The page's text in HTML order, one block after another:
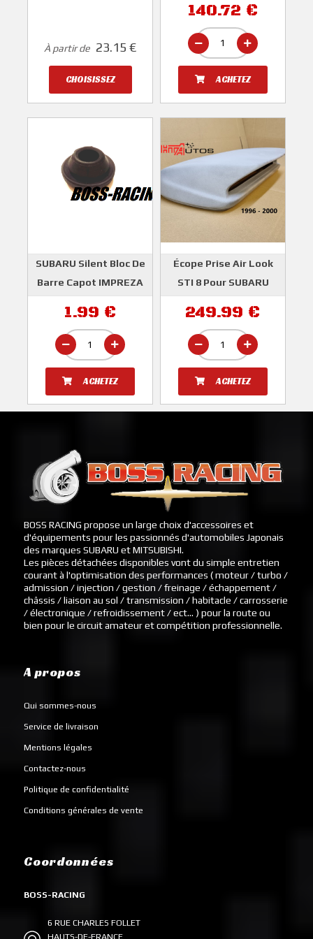
À partir de 23.15 €
CHOISISSEZ
SUBARU
140.72 €
ACHETEZ
SUBARU Silent Bloc De
Barre Capot IMPREZA
STI 2001-2007
SUBARU
1.99 €
ACHETEZ
Écope Prise Air Look
STI 8 Pour SUBARU
HT AUTOS
249.99 €
ACHETEZ
BOSS RACING propose un large choix d'accessoires et
d'équipements pour les passionnés d'automobiles Japonais
des marques SUBARU et MITSUBISHI.
Les pièces détachées disponibles vont du simple entretien
courant à l'optimisation des performances ( moteur / turbo /
admission / injection / gestion / freinage / échappement /
châssis / liaison au sol / transmission / habitacle / carrosserie
/ électronique / refroidissement / ect... ) pour la route ou
bien pour le circuit amateur et compétition professionnelle.
A propos
Qui sommes-nous
Service de livraison
Mentions légales
Contactez-nous
Politique de confidentialité
Conditions générales de vente
Coordonnées
BOSS-RACING
6 RUE CHARLES FOLLET
HAUTS-DE-FRANCE